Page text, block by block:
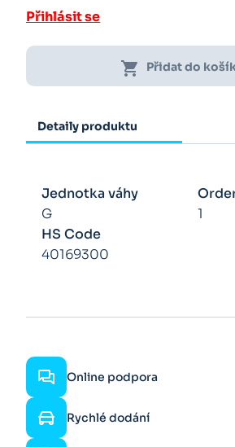
Přihlásit se
shopping_cart Přidat do
Detaily produktu
Jednotka váhy
G
1
HS Code
40169300
Online podpora
Rychlé dodání